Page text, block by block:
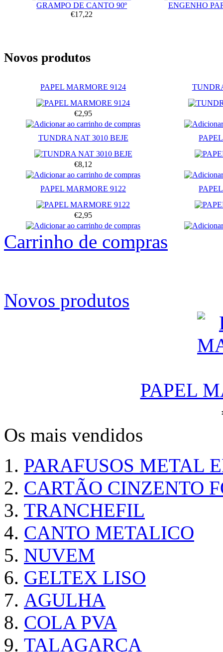
GRAMPO DE CANTO 90º
€17,22
ENGENHO
Novos produtos
PAPEL MARMORE 9124
€2,95
TUNDRA NAT 3010 BEJE
€8,12
PAPEL MARMORE 9122
€2,95
Carrinho de compras
Novos produtos
PAPEL
Os mais vendidos
PARAFUSOS METAL
CARTÃO CINZENTO
TRANCHEFIL
CANTO METALICO
NUVEM
GELTEX LISO
AGULHA
COLA PVA
TALAGARÇA